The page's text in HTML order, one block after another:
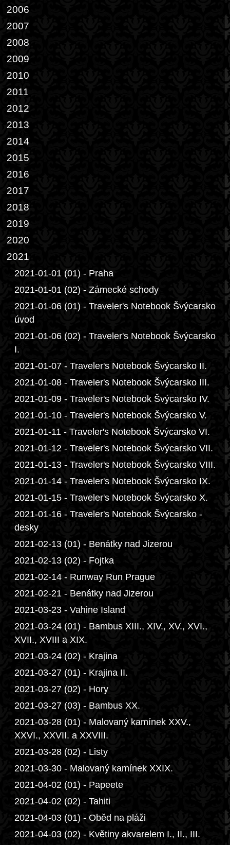
2006
2007
2008
2009
2010
2011
2012
2013
2014
2015
2016
2017
2018
2019
2020
2021
2021-01-01 (01) - Praha
2021-01-01 (02) - Zámecké schody
2021-01-06 (01) - Traveler's Notebook Švýcarsko
úvod
2021-01-06 (02) - Traveler's Notebook Švýcarsko
I.
2021-01-07 - Traveler's Notebook Švýcarsko II.
2021-01-08 - Traveler's Notebook Švýcarsko III.
2021-01-09 - Traveler's Notebook Švýcarsko IV.
2021-01-10 - Traveler's Notebook Švýcarsko V.
2021-01-11 - Traveler's Notebook Švýcarsko VI.
2021-01-12 - Traveler's Notebook Švýcarsko VII.
2021-01-13 - Traveler's Notebook Švýcarsko VIII.
2021-01-14 - Traveler's Notebook Švýcarsko IX.
2021-01-15 - Traveler's Notebook Švýcarsko X.
2021-01-16 - Traveler's Notebook Švýcarsko -
desky
2021-02-13 (01) - Benátky nad Jizerou
2021-02-13 (02) - Fojtka
2021-02-14 - Runway Run Prague
2021-02-21 - Benátky nad Jizerou
2021-03-23 - Vahine Island
2021-03-24 (01) - Bambus XIII., XIV., XV., XVI.,
XVII., XVIII a XIX.
2021-03-24 (02) - Krajina
2021-03-27 (01) - Krajina II.
2021-03-27 (02) - Hory
2021-03-27 (03) - Bambus XX.
2021-03-28 (01) - Malovaný kamínek XXV.,
XXVI., XXVII. a XXVIII.
2021-03-28 (02) - Listy
2021-03-30 - Malovaný kamínek XXIX.
2021-04-02 (01) - Papeete
2021-04-02 (02) - Tahiti
2021-04-03 (01) - Oběd na pláži
2021-04-03 (02) - Květiny akvarelem I., II., III.